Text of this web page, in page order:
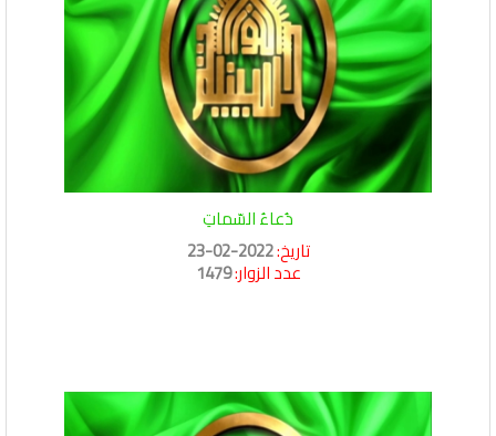
دُعاءُ السّماتِ
تاريخ:2022-02-23
عدد الزوار:1479